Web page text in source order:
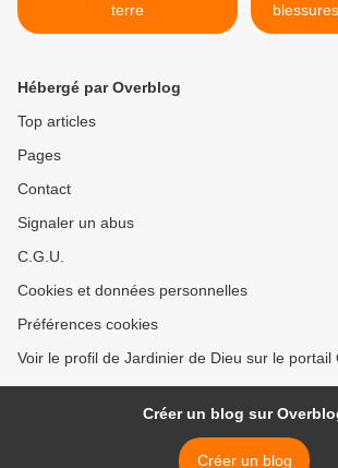
terre
Hébergé par Overblog
Top articles
Pages
Contact
Signaler un abus
C.G.U.
Cookies et données personnelles
Préférences cookies
Voir le profil de Jardinier de Dieu sur le portail
Créer un blog sur
Créer un blog